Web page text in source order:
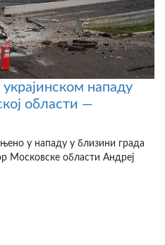
нападу
области —
у нападу у близини града
Московске области Андреј